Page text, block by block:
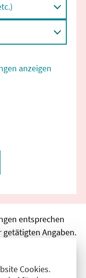
Cookies.
anzeigen
entsprechen
Angaben.
keine
obliegt dem